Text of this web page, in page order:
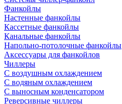
Фанкойлы
Настенные фанкойлы
Кассетные фанкойлы
Канальные фанкойлы
Напольно-потолочные фанкойлы
Аксессуары для фанкойлов
Чиллеры
С воздушным охлаждением
С водяным охлаждением
С выносным конденсатором
Реверсивные чиллеры